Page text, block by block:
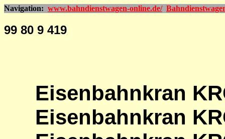
Navigation: www.bahndienstwagen-online.de/
99 80 9 419
Eisenbahnkran
Eisenbahnkran